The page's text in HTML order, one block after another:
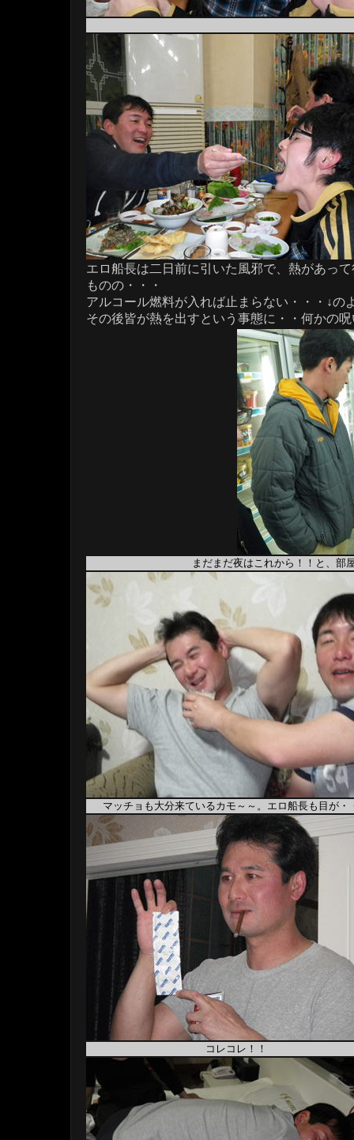
エロ船長は二日前に引いた風邪で、熱があっ
ものの・・・
アルコール燃料が入れば止まらない・・・↓
その後皆が熱を出すという事態に・・何かの
まだまだ夜はこれから！！と、部
マッチョも大分来ているカモ～～。エロ船長も目が・
コレコレ！！